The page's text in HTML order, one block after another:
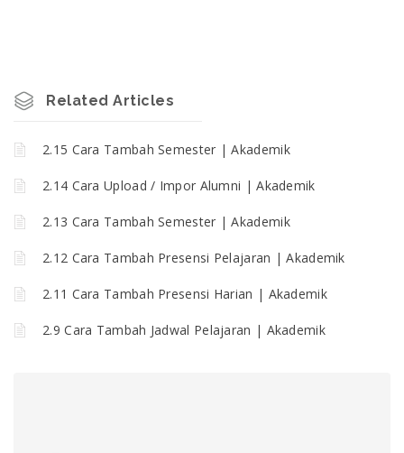
Related Articles
2.15 Cara Tambah Semester | Akademik
2.14 Cara Upload / Impor Alumni | Akademik
2.13 Cara Tambah Semester | Akademik
2.12 Cara Tambah Presensi Pelajaran | Akademik
2.11 Cara Tambah Presensi Harian | Akademik
2.9 Cara Tambah Jadwal Pelajaran | Akademik